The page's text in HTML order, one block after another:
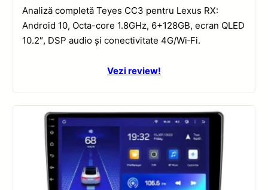
Analiză completă Teyes CC3 pentru Lexus RX:
Android 10, Octa-core 1.8GHz, 6+128GB, ecran QLED
10.2″, DSP audio și conectivitate 4G/Wi‑Fi.
Vezi review!